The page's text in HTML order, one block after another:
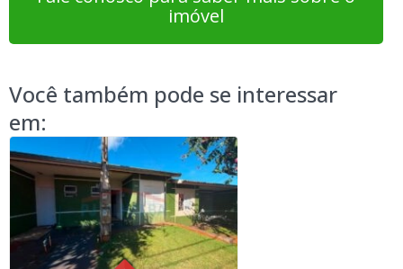
imóvel
Você também pode se interessar
em: